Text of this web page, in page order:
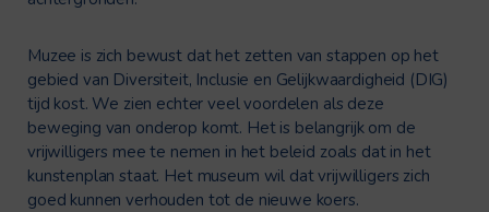
Muzee is zich bewust dat het zetten van stappen op het
gebied van Diversiteit, Inclusie en Gelijkwaardigheid (DIG)
tijd kost. We zien echter veel voordelen als deze
beweging van onderop komt. Het is belangrijk om de
vrijwilligers mee te nemen in het beleid zoals dat in het
kunstenplan staat. Het museum wil dat vrijwilligers zich
goed kunnen verhouden tot de nieuwe koers.